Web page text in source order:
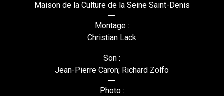
Maison de la Culture de la Seine Saint-Denis
Montage :
Christian Lack
Son :
Jean-Pierre Caron; Richard Zolfo
Photo :